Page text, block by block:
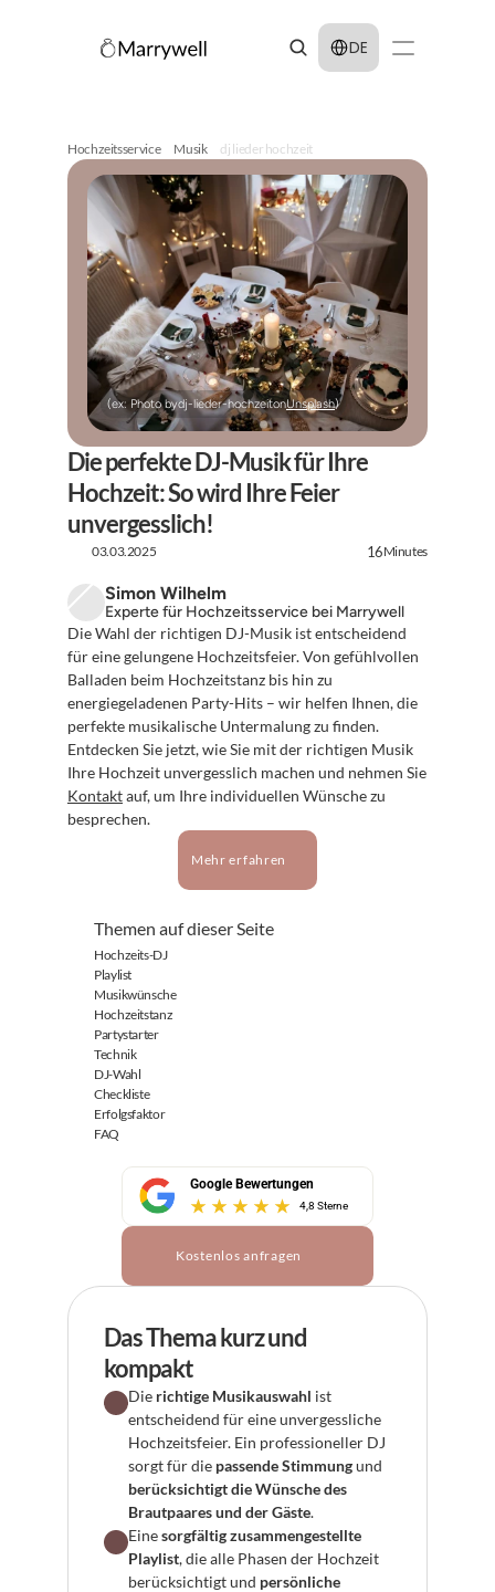
Select Language
DE
Hochzeitsservice Musik dj lieder hochzeit
(ex: Photo bydj-lieder-hochzeitonUnsplash)
Die perfekte DJ-Musik für Ihre
Hochzeit: So wird Ihre Feier
unvergesslich!
03.03.2025 16Minutes
Simon Wilhelm
Experte für Hochzeitsservice bei Marrywell
Die Wahl der richtigen DJ-Musik ist entscheidend
für eine gelungene Hochzeitsfeier. Von gefühlvollen
Balladen beim Hochzeitstanz bis hin zu
energiegeladenen Party-Hits – wir helfen Ihnen, die
perfekte musikalische Untermalung zu finden.
Entdecken Sie jetzt, wie Sie mit der richtigen Musik
Kontakt auf, um Ihre individuellen Wünsche zu
besprechen.
Mehr erfahren
Themen auf dieser Seite
Hochzeits-DJ
Playlist
Musikwünsche
Hochzeitstanz
Partystarter
Technik
DJ-Wahl
Checkliste
Erfolgsfaktor
FAQ
Google Bewertungen
4,8 Sterne
Kostenlos anfragen
Das Thema kurz und
kompakt
Die richtige Musikauswahl ist
entscheidend für eine unvergessliche
Hochzeitsfeier. Ein professioneller DJ
sorgt für die passende Stimmung
berücksichtigt die Wünsche des
Brautpaares und der Gäste.
Eine sorgfältig zusammengestellte
Playlist, die alle Phasen der Hochzeit
berücksichtigt und persönliche